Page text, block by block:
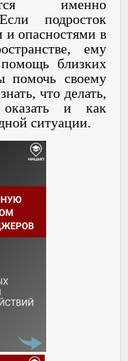
именно
подросток
и опасностями в
ему
помощь близких
помочь своему
что делать,
и как
ситуации.